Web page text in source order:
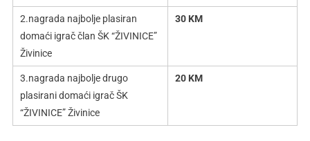
2.nagrada najbolje plasiran
domaći igrač član ŠK “ŽIVINICE”
Živinice
30 KM
3.nagrada najbolje drugo
plasirani domaći igrač ŠK
“ŽIVINICE” Živinice
20 KM